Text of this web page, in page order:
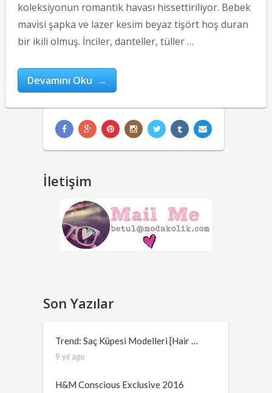
koleksiyonun romantik havası hissettiriliyor. Bebek
mavisi şapka ve lazer kesim beyaz tişört hoş duran
bir ikili olmuş. İnciler, danteller, tüller …
Devamını Oku →
İletişim
Son Yazılar
Trend: Saç Küpesi Modelleri [Hair …
9 yıl ago
H&M Conscious Exclusive 2016